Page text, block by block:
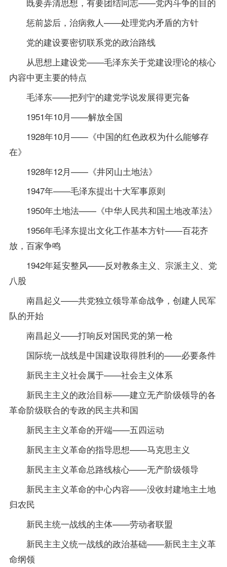
惩前毖后，治病救人——处理党内矛盾的方针
党的建设要密切联系党的政治路线
从思想上建设党——毛泽东关于党建设理论的核心
内容中更主要的特点
毛泽东——把列宁的建党学说发展得更完备
1951年10月——解放全国
1928年10月——《中国的红色政权为什么能够存
在》
1928年12月——《井冈山土地法》
1947年——毛泽东提出十大军事原则
1950年土地法——《中华人民共和国土地改革法》
1956年毛泽东提出文化工作基本方针——百花齐
放，百家争鸣
1942年延安整风——反对教条主义、宗派主义、党
八股
南昌起义——共党独立领导革命战争，创建人民军
队的开始
南昌起义——打响反对国民党的第一枪
国际统一战线是中国建设取得胜利的——必要条件
新民主主义社会属于——社会主义体系
新民主主义的政治目标——建立无产阶级领导的各
革命阶级联合的专政的民主共和国
新民主主义革命的开端——五四运动
新民主主义革命的指导思想——马克思主义
新民主主义革命总路线核心——无产阶级领导
新民主主义革命的中心内容——没收封建地主土地
归农民
新民主统一战线的主体——劳动者联盟
新民主主义统一战线的政治基础——新民主主义革
命纲领